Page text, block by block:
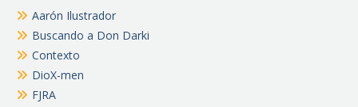
Aarón Ilustrador
Buscando a Don Darki
Contexto
DioX-men
FJRA